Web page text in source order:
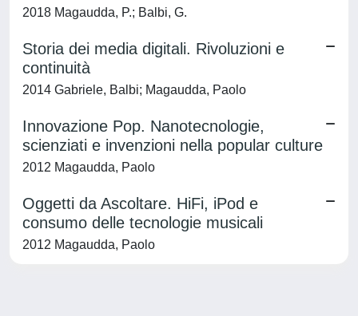
2018 Magaudda, P.; Balbi, G.
Storia dei media digitali. Rivoluzioni e
continuità
2014 Gabriele, Balbi; Magaudda, Paolo
Innovazione Pop. Nanotecnologie,
scienziati e invenzioni nella popular culture
2012 Magaudda, Paolo
Oggetti da Ascoltare. HiFi, iPod e
consumo delle tecnologie musicali
2012 Magaudda, Paolo